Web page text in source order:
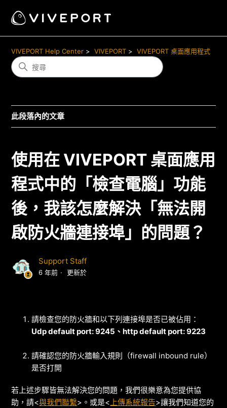
VIVEPORT Help Center VIVEPORT VIVEPORT 桌面應用程式
此段落內的文章
使用在 VIVEPORT 桌面應用
程式中的「檢查電腦」功能
後，我該怎麼解決「無法開
啟防火牆連接埠」的問題？
Support Staff
6 年前 更新於
請檢查您的防火牆和以下列連接埠是否已被佔用：
Udp default port: 9245、http default port: 9223
請確認您的防火牆輸入規則（firewall inbound rule）
是否打開
若上述步驟皆無法解決您的問題，我們很樂意為您提供協
助，請<與我們聯繫>。或是< 上傳系統報告>讓我們知道您的